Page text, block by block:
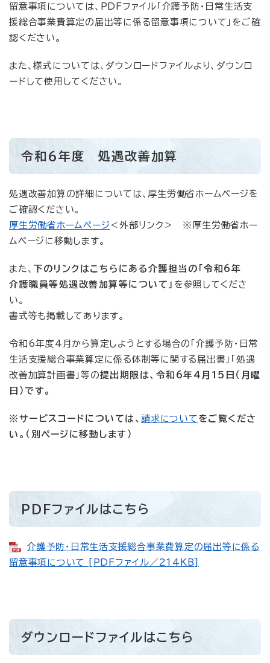
留意事項については、PDFファイル「介護予防・日常生活支
援総合事業費算定の届出等に係る留意事項について」をご確
認ください。
また、様式については、ダウンロードファイルより、ダウンロ
ードして使用してください。
令和6年度 処遇改善加算
処遇改善加算の詳細については、厚生労働省ホームページを
ご確認ください。
厚生労働省ホームページ ＜外部リンク＞
※厚生労働省ホー
ムページに移動します。
また、 下のリンクはこちらにある介護担当の「令和6年
介護職員等処遇改善加算等について」 を参照してくださ
い。
書式等も掲載してあります。
令和6年度4月から算定しようとする場合の「介護予防・日常
生活支援総合事業算定に係る体制等に関する届出書」「処遇
改善加算計画書」等の提出期限は、令和6年4月15日（月曜
日）です。
※サービスコードについては、 請求について をご覧くださ
い。（別ページに移動します）
PDFファイルはこちら
介護予防・日常生活支援総合事業費算定の届出等に係る
留意事項について [PDFファイル／214KB]
ダウンロードファイルはこちら